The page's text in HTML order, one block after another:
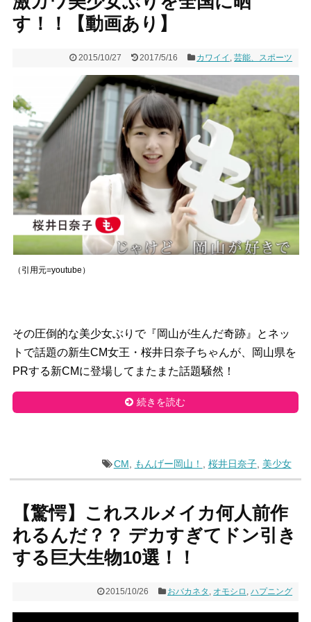
す！！【動画あり】
2015/10/27 2017/5/16 カワイイ ,芸能、スポーツ
（引用元=youtube）
その圧倒的な美少女ぶりで『岡山が生んだ奇跡』とネッ
トで話題の新生CM女王・桜井日奈子ちゃんが、岡山県を
PRする新CMに登場してまたまた話題騒然！
続きを読む
CM もんげー岡山！ 桜井日奈子, 美少女
【驚愕】これスルメイカ何人前作
れるんだ？？ デカすぎてドン引き
する巨大生物10選！！
2015/10/26 おバカネタ , オモシロ ,ハプニング